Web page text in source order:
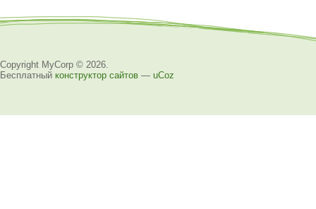
Copyright MyCorp © 2026
Бесплатный конструктор сайтов — uCoz